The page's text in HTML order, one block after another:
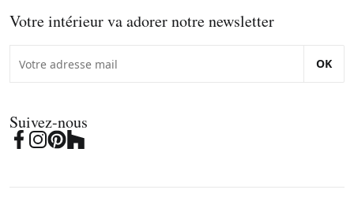
Votre intérieur va adorer notre newsletter
OK
Suivez-nous